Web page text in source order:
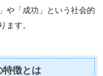
や「成功」という社会的
ます。
特徴とは